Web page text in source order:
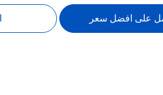
على افضل سعر